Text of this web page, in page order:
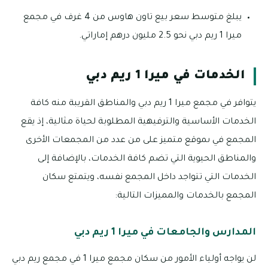
يبلغ متوسط سعر بيع تاون هاوس من 4 غرف في مجمع
ميرا 1 ريم دبي نحو 2.5 مليون درهم إماراتي.
الخدمات في ميرا 1 ريم دبي
يتوافر في مجمع ميرا 1 ريم دبي والمناطق القريبة منه كافة
الخدمات الأساسية والترفيهية المطلوبة لحياة مثالية، إذ يقع
المجمع في ىموقع متميز على من عدد من المجمعات الأخرى
والمناطق الحيوية التي تضم كافة الخدمات، بالإضافة إلى
الخدمات التي تتواجد داخل المجمع نفسه، ويتمتع سكان
المجمع بالخدمات والمميزات التالية:
المدارس والجامعات في ميرا 1 ريم دبي
لن يواجه أولياء الأمور من سكان مجمع ميرا 1 في مجمع ريم دبي